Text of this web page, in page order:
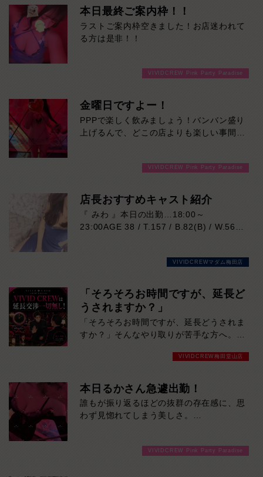
業界完全未経験なので少し恥ずかしがり屋
さんではありますが、そんなところもきっ
と愛おしく思うでしょう
まさに「Top of the Top!!!!」
間を心ゆくまでご堪能ください！本日の出
勤…09:00～18:00
本日最終ご案内枠！！
ラストご案内枠空きました！お店迷われて
る方は是非！！
VIVIDCREW Pink Party Paradise
金曜日ですよー！
PPPで楽しく飲みましょう！バンバン盛り
上げるんで、どこの店よりも楽しい事間違
VIVIDCREW Pink Party Paradise
店長おすすめキャスト紹介
『 みわ 』本日の出勤…18:00～
23:00AGE 38 / T.157 / B.82(B) / W.56 /
性。凛とした美しさがありながら、実際は
地よさも兼ね備えています。細やかな気配
りや穏やかな雰囲気はまさに癒しそのも
の。お仕事は未経験だからこその初々しさ
も、今しか味わえない特別な魅力です。会
話の引き出しも豊富。飾らない笑顔と包み
込むような優しさに、気づけば心を奪われ
ること間違いなし。大人の余裕と親しみや
ただきたい注目の女性です。
VIVIDCREWマダム梅田店
「そろそろお時間ですが、延長ど
うされますか？」
「そろそろお時間ですが、延長どうされま
すか？」そんなやり取りが苦手な方へ。
交渉は一切ありません。「断りづらい…」
「気づいたら予算オーバーしていた…」そ
んな心配をせず、決めた時間・予算の中で
気楽に楽しめます。余計な駆け引きはな
し。
延長を断る気まずさゼロ。
初めての方にも、安心して遊んでいただけ
VIVIDCREW梅田堂山店
本日るかさん急遽出勤！
誰もが振り返るほどの抜群の存在感に、思
わず見惚れてしまう美しさ。
♪初めて会った方でも自然と距離を縮めて
VIVIDCREW Pink Party Paradise